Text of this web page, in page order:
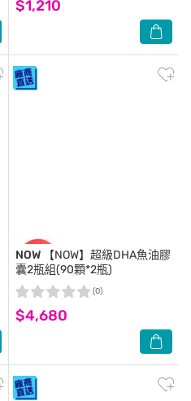
$1,210
NOW 【NOW】超級DHA魚油膠
囊2瓶組(90顆*2瓶)
$4,680
(0)